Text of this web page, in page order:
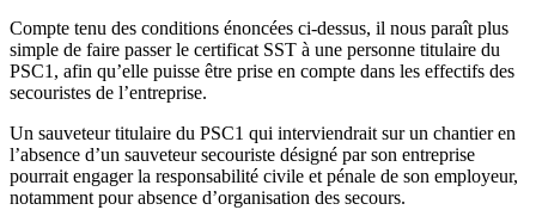
Compte tenu des conditions énoncées ci-dessus, il nous paraît plus
simple de faire passer le certificat SST à une personne titulaire du
PSC1, afin qu’elle puisse être prise en compte dans les effectifs des
secouristes de l’entreprise.
Un sauveteur titulaire du PSC1 qui interviendrait sur un chantier en
l’absence d’un sauveteur secouriste désigné par son entreprise
pourrait engager la responsabilité civile et pénale de son employeur,
notamment pour absence d’organisation des secours.